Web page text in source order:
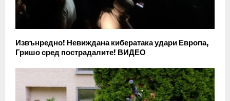
Извънредно! Невиждана кибератака удари Европа,
Гришо сред пострадалите! ВИДЕО